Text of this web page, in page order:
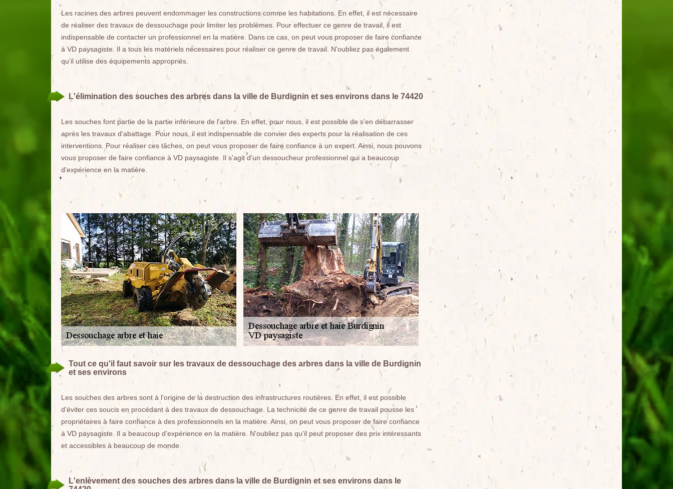
Les racines des arbres peuvent endommager les constructions comme les habitations. En effet, il est nécessaire
de réaliser des travaux de dessouchage pour limiter les problèmes. Pour effectuer ce genre de travail, il est
indispensable de contacter un professionnel en la matière. Dans ce cas, on peut vous proposer de faire confiance
à VD paysagiste. Il a tous les matériels nécessaires pour réaliser ce genre de travail. N'oubliez pas également
qu'il utilise des équipements appropriés.
L'élimination des souches des arbres dans la ville de Burdignin et ses environs dans le 74420
Les souches font partie de la partie inférieure de l'arbre. En effet, pour nous, il est possible de s'en débarrasser
après les travaux d'abattage. Pour nous, il est indispensable de convier des experts pour la réalisation de ces
interventions. Pour réaliser ces tâches, on peut vous proposer de faire confiance à un expert. Ainsi, nous pouvons
vous proposer de faire confiance à VD paysagiste. Il s'agit d'un dessoucheur professionnel qui a beaucoup
d'expérience en la matière.
Tout ce qu'il faut savoir sur les travaux de dessouchage des arbres dans la ville de Burdignin
et ses environs
Les souches des arbres sont à l'origine de la destruction des infrastructures routières. En effet, il est possible
d'éviter ces soucis en procédant à des travaux de dessouchage. La technicité de ce genre de travail pousse les
propriétaires à faire confiance à des professionnels en la matière. Ainsi, on peut vous proposer de faire confiance
à VD paysagiste. Il a beaucoup d'expérience en la matière. N'oubliez pas qu'il peut proposer des prix intéressants
et accessibles à beaucoup de monde.
L'enlèvement des souches des arbres dans la ville de Burdignin et ses environs dans le